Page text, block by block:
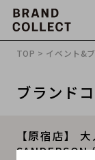
TOP > イベント&
ブランド
【原宿店】